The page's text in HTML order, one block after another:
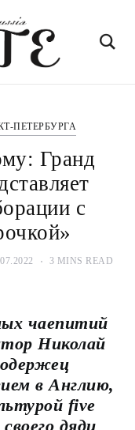
ПЕТЕРБУРГА
Гранд
с
3 MINS READ
чаепитий
Николай
в Англию,
five
дяди